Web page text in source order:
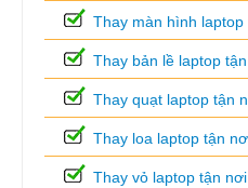
Thay màn hình laptop
Thay bản lề laptop
Thay quạt laptop tận
Thay loa laptop tận
Thay vỏ laptop tận nơi